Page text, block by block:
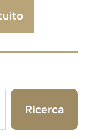
Ricerca